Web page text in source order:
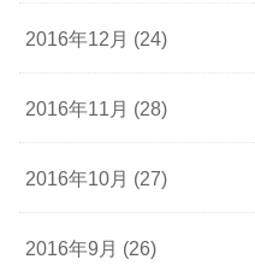
2016年12月 (24)
2016年11月 (28)
2016年10月 (27)
2016年9月 (26)